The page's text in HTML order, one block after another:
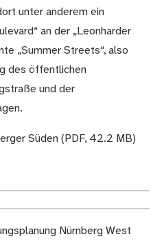
unter anderem ein
an der „Leonharder
„Summer Streets“, also
des öffentlichen
und der
Süden(PDF, 42.2 MB)
Nürnberg West